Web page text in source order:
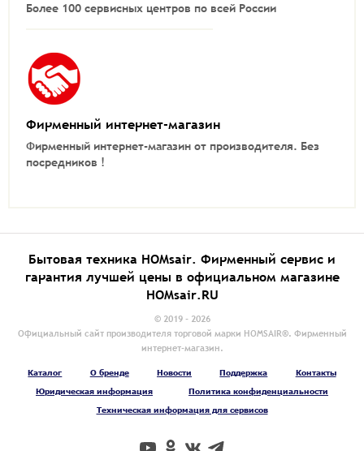
Более 100 сервисных центров по всей России
Фирменный интернет-магазин
Фирменный интернет-магазин от производителя. Без
посредников !
Бытовая техника HOMsair. Фирменный сервис и
гарантия лучшей цены в официальном магазине
HOMsair.RU
© 2019 - 2026
Официальный сайт производителя торговой марки HOMSAIR®. Фирменный
интернет-магазин.
Каталог О бренде Новости Поддержка
Контакты
Юридическая информация
Политика конфиденциальности
Техническая информация для сервисов